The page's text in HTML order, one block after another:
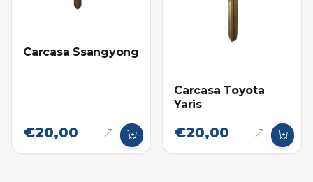
Carcasa Ssangyong
€20,00
Carcasa Toyota
Yaris
€20,00